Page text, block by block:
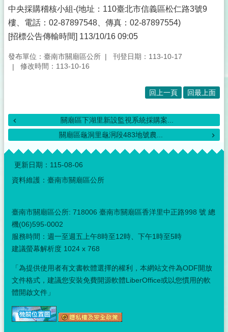
中央採購稽核小組-(地址：110臺北市信義區松仁路3號9
樓、電話：02-87897548、傳真：02-87897554)
[招標公告傳輸時間] 113/10/16 09:05
發布單位：臺南市關廟區公所
刊登日期：113-10-17
修改時間：113-10-16
回上一頁 回最上面
關廟區下湖里新設監視系統採購案...
關廟區龜洞里龜泂段483地號農...
:::
更新日期： 115-08-06
資料維護：臺南市關廟區公所
臺南市關廟區公所: 718006 臺南市關廟區香洋里中正路998 號 總
機(06)595-0002
服務時間：週一至週五上午8時至12時、下午1時至5時
建議螢幕解析度 1024 x 768
「為提供使用者有文書軟體選擇的權利，本網站文件為ODF開放
文件格式，建議您安裝免費開源軟體LiberOffice或以您慣用的軟
體開啟文件」